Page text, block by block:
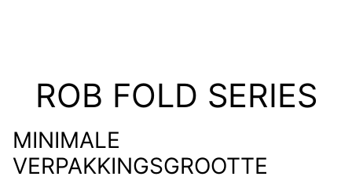
ROB FOLD SERIES
MINIMALE
VERPAKKINGSGROOTTE